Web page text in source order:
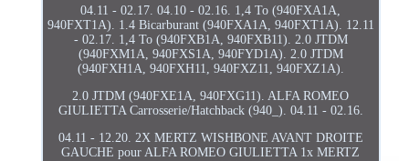
04.11 - 02.17. 04.10 - 02.16. 1,4 To (940FXA1A,
940FXT1A). 1.4 Bicarburant (940FXA1A, 940FXT1A). 12.11
- 02.17. 1,4 To (940FXB1A, 940FXB11). 2.0 JTDM
(940FXM1A, 940FXS1A, 940FYD1A). 2.0 JTDM
(940FXH1A, 940FXH11, 940FXZ11, 940FXZ1A).
2.0 JTDM (940FXE1A, 940FXG11). ALFA ROMEO
GIULIETTA Carrosserie/Hatchback (940_). 04.11 - 02.16.
04.11 - 12.20. 2X MERTZ WISHBONE AVANT DROITE
GAUCHE pour ALFA ROMEO GIULIETTA 1x MERTZ